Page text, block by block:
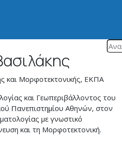
και Μορφοτεκτονικής, ΕΚΠΑ
και Γεωπεριβάλλοντος του
Πανεπιστημίου Αθηνών, στον
με γνωστικό
και τη Μορφοτεκτονική.